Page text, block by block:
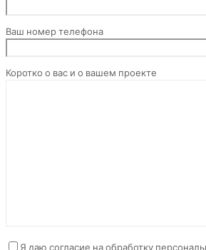
Ваш номер телефона
Коротко о вас и о вашем проекте